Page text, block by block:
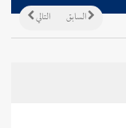
التالي السابق